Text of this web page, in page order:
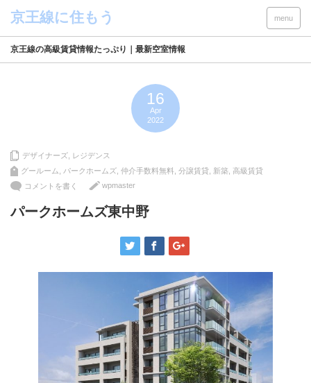
menu
京王線の高級賃貸情報たっぷり｜最新空室情報
16
Apr
2022
デザイナーズ レジデンス
グールーム
パークホームズ 仲介手数料無料 分譲賃貸 新築 高級賃貸
コメントを書く
wpmaster
パークホームズ東中野